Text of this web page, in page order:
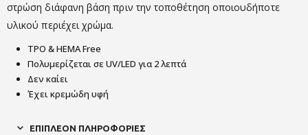
στρώση διάφανη βάση πριν την τοποθέτηση οποιουδήποτε
υλικού περιέχει χρώμα.
TPO & HEMA Free
Πολυμερίζεται σε UV/LED για 2 λεπτά
Δεν καίει
Έχει κρεμώδη υφή
ΕΠΙΠΛΈΟΝ ΠΛΗΡΟΦΟΡΊΕΣ